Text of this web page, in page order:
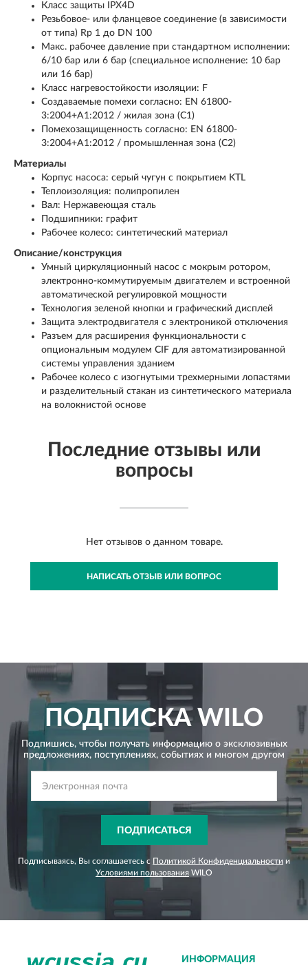
Класс защиты IPX4D
Резьбовое- или фланцевое соединение (в зависимости
от типа) Rp 1 до DN 100
Макс. рабочее давление при стандартном исполнении:
6/10 бар или 6 бар (специальное исполнение: 10 бар
или 16 бар)
Класс нагревостойкости изоляции: F
Создаваемые помехи согласно: EN 61800-
3:2004+A1:2012 / жилая зона (C1)
Помехозащищенность согласно: EN 61800-
3:2004+A1:2012 / промышленная зона (C2)
Материалы
Корпус насоса: серый чугун с покрытием KTL
Теплоизоляция: полипропилен
Вал: Нержавеющая сталь
Подшипники: графит
Рабочее колесо: синтетический материал
Описание/конструкция
Умный циркуляционный насос с мокрым ротором,
электронно-коммутируемым двигателем и встроенной
автоматической регулировкой мощности
Технология зеленой кнопки и графический дисплей
Защита электродвигателя с электроникой отключения
Разъем для расширения функциональности с
опциональным модулем CIF для автоматизированной
системы управления зданием
Рабочее колесо с изогнутыми трехмерными лопастями
и разделительный стакан из синтетического материала
на волокнистой основе
Последние отзывы или
вопросы
Нет отзывов о данном товаре.
НАПИСАТЬ ОТЗЫВ ИЛИ ВОПРОС
ПОДПИСКАWILO
Подпишись, чтобы получать информацию о эксклюзивных
предложениях, поступлениях, событиях и многом другом
ПОДПИСАТЬСЯ
Подписываясь, Вы соглашаетесь с Политикой Конфиденциальности и
Условиями пользования WILO
ИНФОРМАЦИЯ